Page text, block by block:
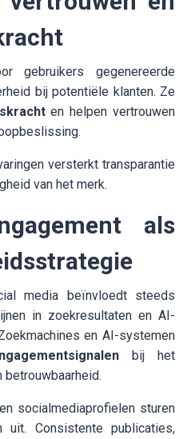
gebruikers gegenereerde
bij potentiële klanten. Ze
en helpen vertrouwen
versterkt transparantie
van het merk.
als
media beïnvloedt steeds
in zoekresultaten en AI-
en AI-systemen
bij het
betrouwbaarheid.
socialmediaprofielen sturen
uit. Consistente publicaties,